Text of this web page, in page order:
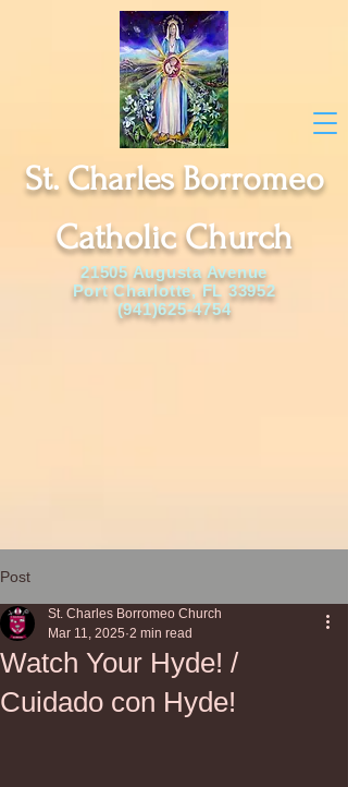
21505 Augusta Avenue
Port Charlotte, FL 33952
(941)625-4754
St. Charles Borromeo
Catholic Church
Post
Watch Your Hyde! /
Cuidado con Hyde!
St. Charles Borromeo Church
Mar 11, 2025 2 min read